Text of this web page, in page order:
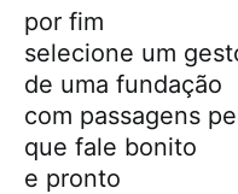
por fim
selecione um
de uma fundação
com passagens
que fale bonito
e pronto